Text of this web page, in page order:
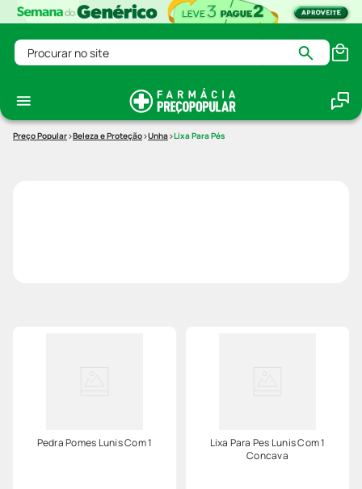
Procurar no site
Beleza e Proteção Unha Lixa Para Pés
Pedra Pomes Lunis Com 1
Lixa Para Pes Lunis Com 1
Concava